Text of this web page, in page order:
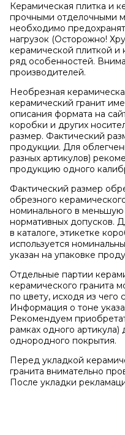
Керамическая плитка и
прочными отделочными
необходимо
нагрузок (Осторожно!
керамической плиткой и
ряд особенностей.
производителей.
Необрезная
керамический гранит
описания формата на
коробки и других
размер. Фактический
продукции. Для
разных артикулов)
продукцию одного
Фактический размер
обрезного
номинального в
нормативных допусков.
в каталоге, этикетке
используется
указан на упаковке
Отдельные партии
керамического гранита
по цвету, исходя из чего
Информация о тоне
Рекомендуем
рамках одного
однородного покрытия.
Перед укладкой
гранита внимательно
После укладки